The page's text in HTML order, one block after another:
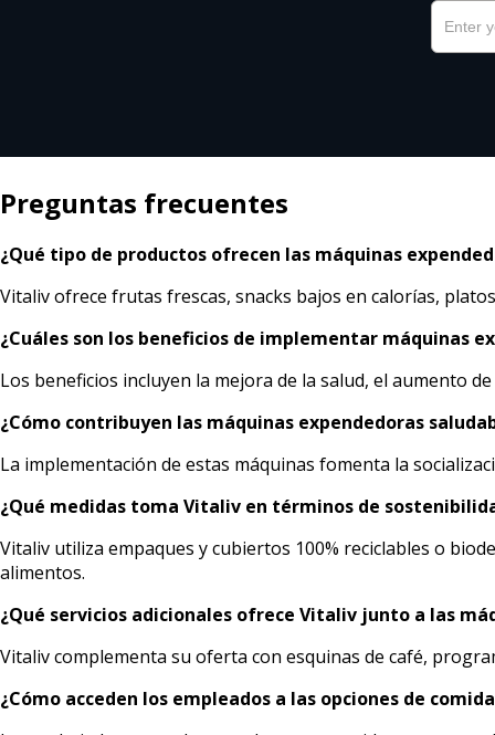
Preguntas frecuentes
¿Qué tipo de productos ofrecen las máquinas
Vitaliv ofrece frutas frescas, snacks bajos en calorías,
¿Cuáles son los beneficios de implementar máquinas
Los beneficios incluyen la mejora de la salud, el aumento
¿Cómo contribuyen las máquinas expendedoras
La implementación de estas máquinas fomenta la
¿Qué medidas toma Vitaliv en términos de
Vitaliv utiliza empaques y cubiertos 100% reciclables o
alimentos.
¿Qué servicios adicionales ofrece Vitaliv junto a las
Vitaliv complementa su oferta con esquinas de café,
¿Cómo acceden los empleados a las opciones de